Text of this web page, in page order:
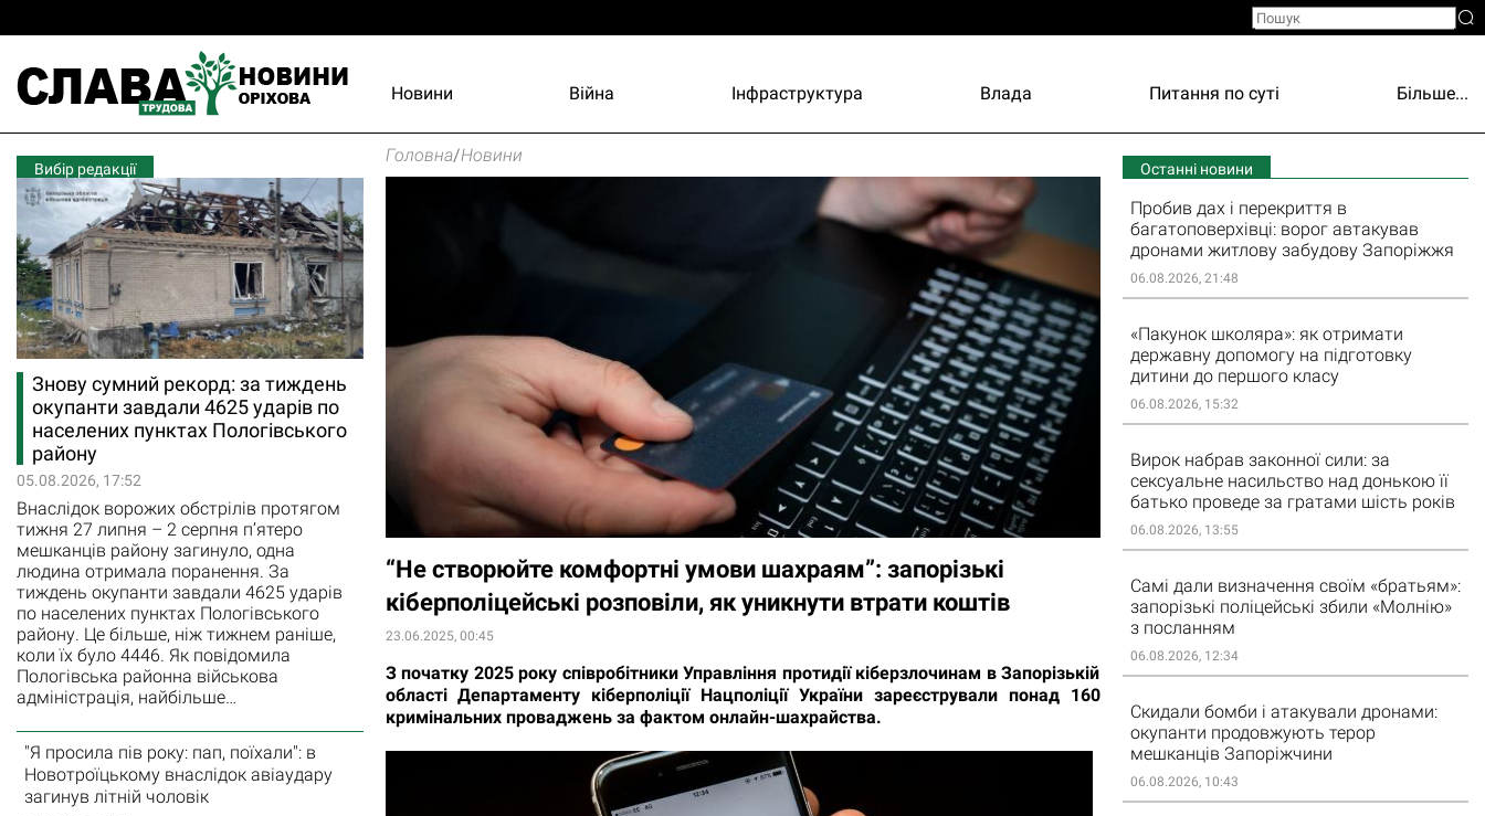
Новини Війна Інфраструктура Влада Питання по суті Більше...
Вибір редакції
Знову сумний рекорд: за тиждень
окупанти завдали 4625 ударів по
населених пунктах Пологівського
району
05.08.2026, 17:52
Внаслідок ворожих обстрілів протягом
тижня 27 липня – 2 серпня п’ятеро
мешканців району загинуло, одна
людина отримала поранення. За
тиждень окупанти завдали 4625 ударів
по населених пунктах Пологівського
району. Це більше, ніж тижнем раніше,
коли їх було 4446. Як повідомила
Пологівська районна військова
адміністрація, найбільше…
"Я просила пів року: пап, поїхали": в
Новотроїцькому внаслідок авіаудару
загинув літній чоловік
Головна/Новини
“Не створюйте комфортні умови шахраям”: запорізькі
кіберполіцейські розповіли, як уникнути втрати коштів
23.06.2025, 00:45
З початку 2025 року співробітники Управління протидії кіберзлочинам в Запорізькій
області Департаменту кіберполіції Нацполіції України зареєстрували понад 160
кримінальних проваджень за фактом онлайн-шахрайства.
Останні новини
Пробив дах і перекриття в
багатоповерхівці: ворог автакував
дронами житлову забудову Запоріжжя
06.08.2026, 21:48
«Пакунок школяра»: як отримати
державну допомогу на підготовку
дитини до першого класу
06.08.2026, 15:32
Вирок набрав законної сили: за
сексуальне насильство над донькою її
батько проведе за гратами шість років
06.08.2026, 13:55
Самі дали визначення своїм «братьям»:
запорізькі поліцейські збили «Молнію»
з посланням
06.08.2026, 12:34
Скидали бомби і атакували дронами:
окупанти продовжують терор
мешканців Запоріжчини
06.08.2026, 10:43